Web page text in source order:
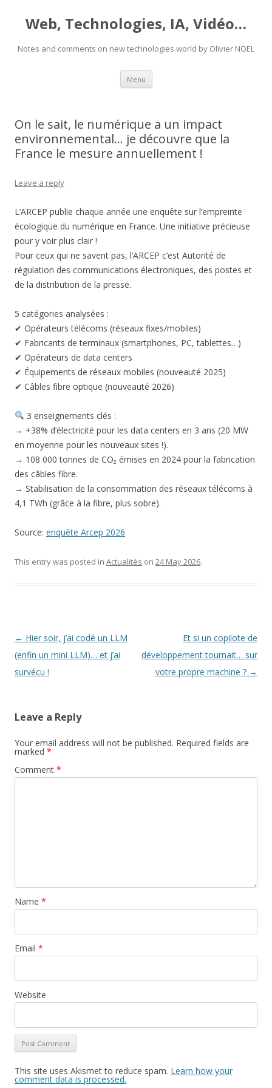
Web, Technologies, IA, Vidéo…
Notes and comments on new technologies world by Olivier NOEL
Menu Skip
content
On le sait, le numérique a un impact
environnemental… je découvre que la
France le mesure annuellement !
Leave a reply
L’ARCEP publie chaque année une enquête sur l’empreinte
écologique du numérique en France. Une initiative précieuse
pour y voir plus clair !
Pour ceux qui ne savent pas, l’ARCEP c’est Autorité de
régulation des communications électroniques, des postes et
de la distribution de la presse.
5 catégories analysées :
✔ Opérateurs télécoms (réseaux fixes/mobiles)
✔ Fabricants de terminaux (smartphones, PC, tablettes…)
✔ Opérateurs de data centers
✔ Équipements de réseaux mobiles (nouveauté 2025)
✔ Câbles fibre optique (nouveauté 2026)
3 enseignements clés :
→ +38% d’électricité pour les data centers en 3 ans (20 MW
en moyenne pour les nouveaux sites !).
→ 108 000 tonnes de CO₂ émises en 2024 pour la fabrication
des câbles fibre.
→ Stabilisation de la consommation des réseaux télécoms à
4,1 TWh (grâce à la fibre, plus sobre).
Source: enquête Arcep 2026
This entry was posted in Actualités on 24 May 2026.
Post
navigation
← Hier soir, j’ai codé un LLM
(enfin un mini LLM)… et j’ai
survécu !
Et si un copilote de
développement tournait… sur
votre propre machine ? →
Leave a Reply
Your email address will not be published. Required fields are
marked *
Comment *
Name *
Email *
Website
This site uses Akismet to reduce spam. Learn how your
comment data is processed.